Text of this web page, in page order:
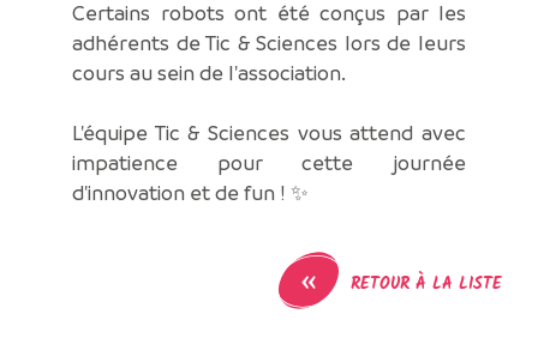
Certains robots ont été conçus par les
adhérents de Tic & Sciences lors de leurs
cours au sein de l'association.
L'équipe Tic & Sciences vous attend avec
impatience pour cette journée
d'innovation et de fun ! ✨
« RETOUR À LA LISTE